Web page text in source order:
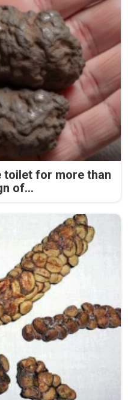
toilet for more than
of...